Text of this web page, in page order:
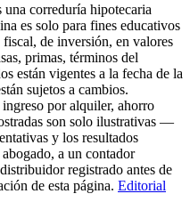
correduría hipotecaria
es solo para fines educativos
de inversión, en valores
primas, términos del
están vigentes a la fecha de la
sujetos a cambios.
por alquiler, ahorro
son solo ilustrativas —
y los resultados
a un contador
registrado antes de
de esta página. Editorial